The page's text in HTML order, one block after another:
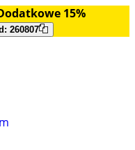
15%
260807